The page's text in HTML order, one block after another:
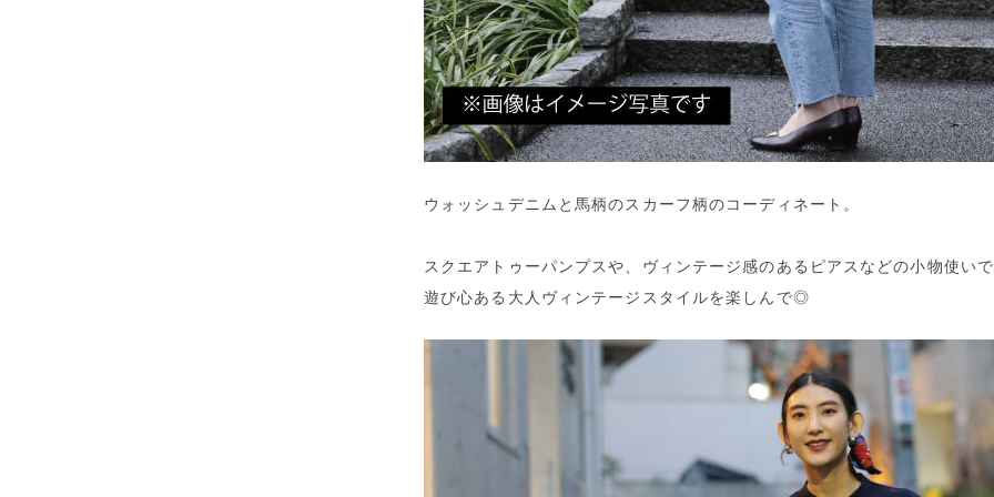
ウォッシュデニムと馬柄のスカーフ柄のコーディネート。
スクエアトゥーパンプスや、ヴィンテージ感のあるピアスなどの小物使い
遊び心ある大人ヴィンテージスタイルを楽しんで◎